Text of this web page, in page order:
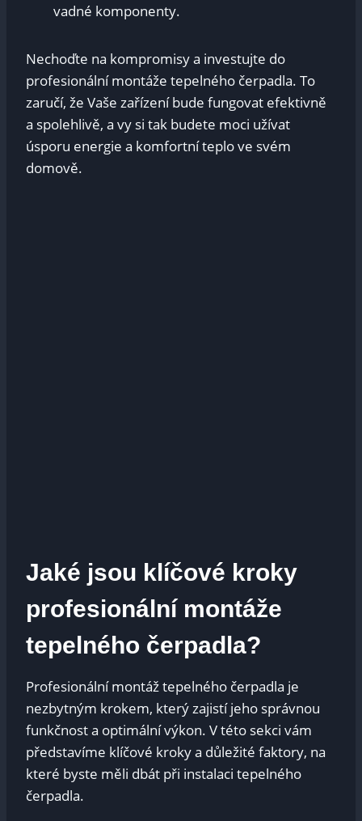
vadné komponenty.
Nechoďte na kompromisy a investujte do
profesionální montáže tepelného čerpadla. To
zaručí, že Vaše zařízení bude fungovat efektivně
a spolehlivě, a vy si tak budete moci užívat
úsporu energie a komfortní teplo ve svém
domově.
Jaké jsou klíčové kroky
profesionální montáže
tepelného čerpadla?
Profesionální montáž tepelného čerpadla je
nezbytným krokem, který zajistí jeho správnou
funkčnost a optimální výkon. V této sekci vám
představíme klíčové kroky a důležité faktory, na
které byste měli dbát při instalaci tepelného
čerpadla.